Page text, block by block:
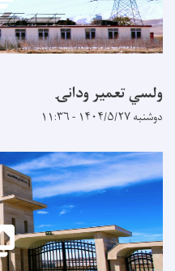
ولسي تعمیر ودانۍ
دوشنبه ۱۴۰۴/۵/۲۷ - ۱۱:۳۶